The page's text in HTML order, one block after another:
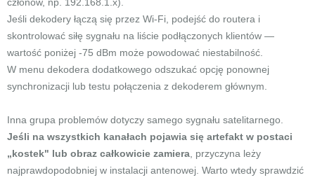
Jeśli dekodery łączą się przez Wi-Fi, podejść do routera i
skontrolować siłę sygnału na liście podłączonych klientów —
wartość poniżej -75 dBm może powodować niestabilność.
W menu dekodera dodatkowego odszukać opcję ponownej
synchronizacji lub testu połączenia z dekoderem głównym.
Inna grupa problemów dotyczy samego sygnału satelitarnego.
Jeśli na wszystkich kanałach pojawia się artefakt w postaci
„kostek" lub obraz całkowicie zamiera , przyczyna leży
najprawdopodobniej w instalacji antenowej. Warto wtedy sprawdzić